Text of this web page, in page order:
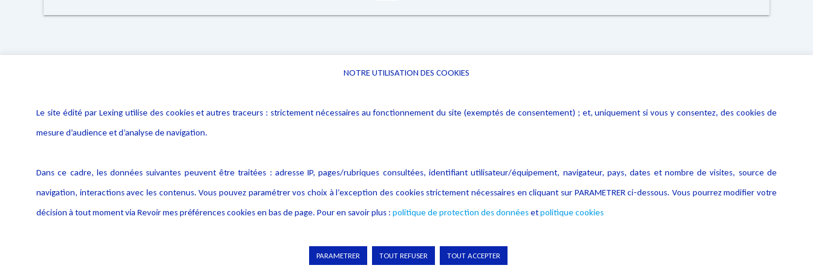
données
Politique cookies
Crédit Photo
NOTRE UTILISATION DES COOKIES
Le site édité par Lexing utilise des cookies et autres traceurs : strictement nécessaires au fonctionnement du site (exemptés de consentement) ; et, uniquement si vous y consentez, des cookies de
mesure d’audience et d’analyse de navigation.
Dans ce cadre, les données suivantes peuvent être traitées : adresse IP, pages/rubriques consultées, identifiant utilisateur/équipement, navigateur, pays, dates et nombre de visites, source de
navigation, interactions avec les contenus. Vous pouvez paramétrer vos choix à l’exception des cookies strictement nécessaires en cliquant sur PARAMETRER ci-dessous. Vous pourrez modifier votre
décision à tout moment via Revoir mes préférences cookies en bas de page. Pour en savoir plus : politique de protection des donnéesetpolitique cookies
PARAMETRER TOUT REFUSER TOUT ACCEPTER